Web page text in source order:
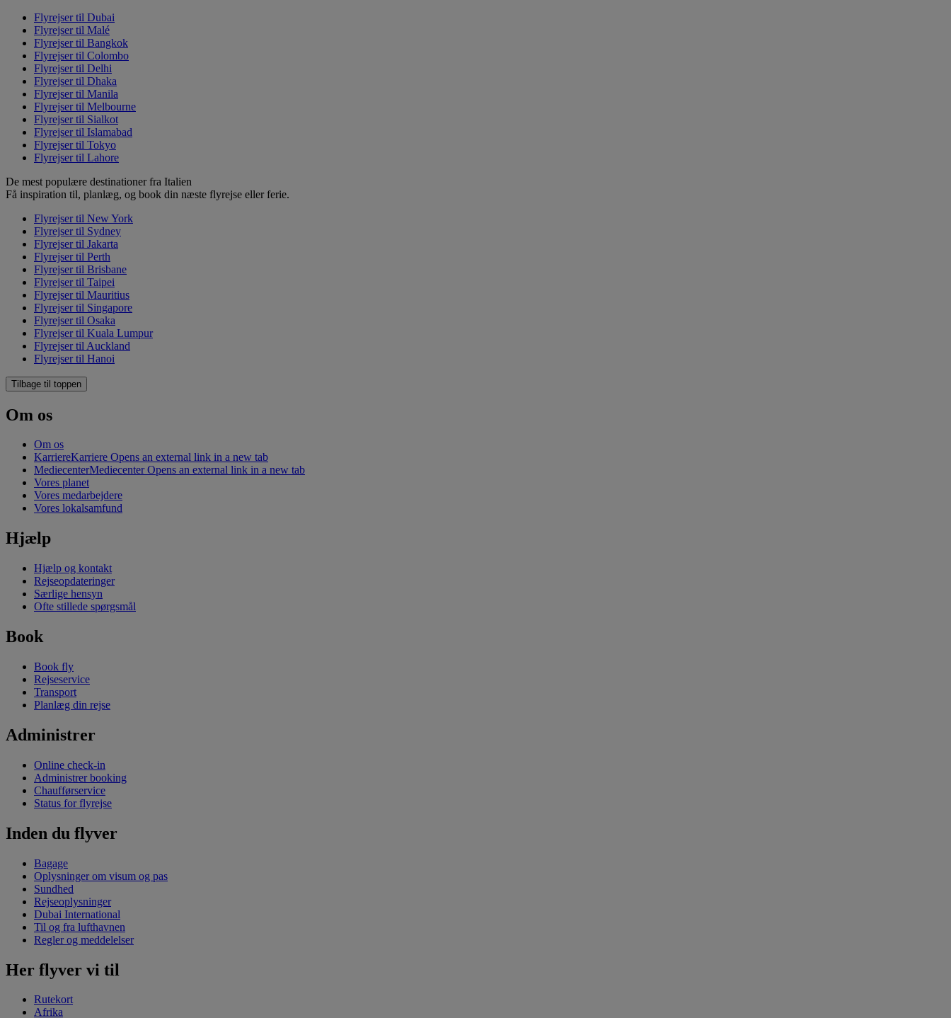
Flyrejser til Dubai
Flyrejser til Malé
Flyrejser til Bangkok
Flyrejser til Colombo
Flyrejser til Delhi
Flyrejser til Dhaka
Flyrejser til Manila
Flyrejser til Melbourne
Flyrejser til Sialkot
Flyrejser til Islamabad
Flyrejser til Tokyo
Flyrejser til Lahore
De mest populære destinationer fra Italien
Få inspiration til, planlæg, og book din næste flyrejse eller ferie.
Flyrejser til New York
Flyrejser til Sydney
Flyrejser til Jakarta
Flyrejser til Perth
Flyrejser til Brisbane
Flyrejser til Taipei
Flyrejser til Mauritius
Flyrejser til Singapore
Flyrejser til Osaka
Flyrejser til Kuala Lumpur
Flyrejser til Auckland
Flyrejser til Hanoi
Tilbage til toppen
Om os
Om os
KarriereKarriere Opens an external link in a new tab
MediecenterMediecenter Opens an external link in a new tab
Vores planet
Vores medarbejdere
Vores lokalsamfund
Hjælp
Hjælp og kontakt
Rejseopdateringer
Særlige hensyn
Ofte stillede spørgsmål
Book
Book fly
Rejseservice
Transport
Planlæg din rejse
Administrer
Online check-in
Administrer booking
Chaufførservice
Status for flyrejse
Inden du flyver
Bagage
Oplysninger om visum og pas
Sundhed
Rejseoplysninger
Dubai International
Til og fra lufthavnen
Regler og meddelelser
Her flyver vi til
Rutekort
Afrika